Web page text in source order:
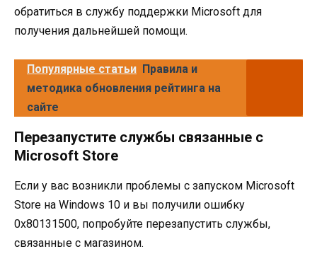
обратиться в службу поддержки Microsoft для
получения дальнейшей помощи.
Популярные статьи Правила и
методика обновления рейтинга на
сайте
Перезапустите службы связанные с
Microsoft Store
Если у вас возникли проблемы с запуском Microsoft
Store на Windows 10 и вы получили ошибку
0x80131500, попробуйте перезапустить службы,
связанные с магазином.